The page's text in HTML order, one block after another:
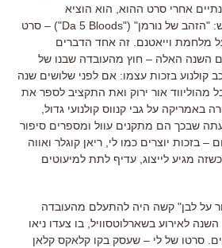
אחרי סרט ההוא הוא הוציא
: "הזהב של נורמן" ("Da 5 Bloods") –
סרט
מלחמת וייאטנם זה אחד הדברים
השנה האלה – חוץ מהעובדה שבנו של
קולנוע בזכות עצמו: אם לפני שלושים שנה
מהוליווד אור ירוק ואת התקציב לספר את
באמריקה על גבי קנווס קולנועי גדול
שבכך הם מתקנים עוול ומספרים סיפור
– בזכות יוצרים כמו לי ריאן קוגלר ואווה
מגיע לייצוג עדיף לתת למיעוטים
על לבן" קשה היה להתעלם מהעובדה
לאירוע בשארלוטסוויל בו צעדו ניאו
סרטו של לי – שעסק בקו קלאקס קלאן